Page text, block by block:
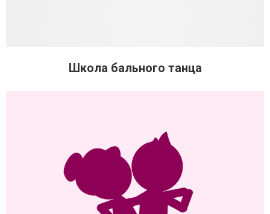
Школа бального танца